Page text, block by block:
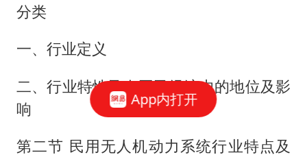
分类
一、行业定义
二、行业特性及在国民经济中的地位及影
响
第二节 民用无人机动力系统行业特点及
App内打开